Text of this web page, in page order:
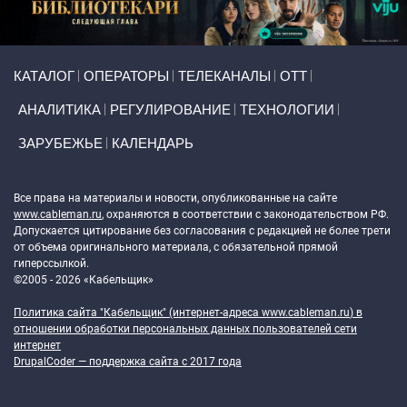
КАТАЛОГ ОПЕРАТОРЫ ТЕЛЕКАНАЛЫ ОТТ
АНАЛИТИКА РЕГУЛИРОВАНИЕ ТЕХНОЛОГИИ
ЗАРУБЕЖЬЕ КАЛЕНДАРЬ
Все права на материалы и новости, опубликованные на сайте
www.cableman.ru, охраняются в соответствии с законодательством РФ.
Допускается цитирование без согласования с редакцией не более трети
от объема оригинального материала, с обязательной прямой
гиперссылкой.
©2005 - 2026 «Кабельщик»
Политика сайта "Кабельщик" (интернет-адреса www.cableman.ru) в
отношении обработки персональных данных пользователей сети
интернет
DrupalCoder — поддержка сайта c 2017 года